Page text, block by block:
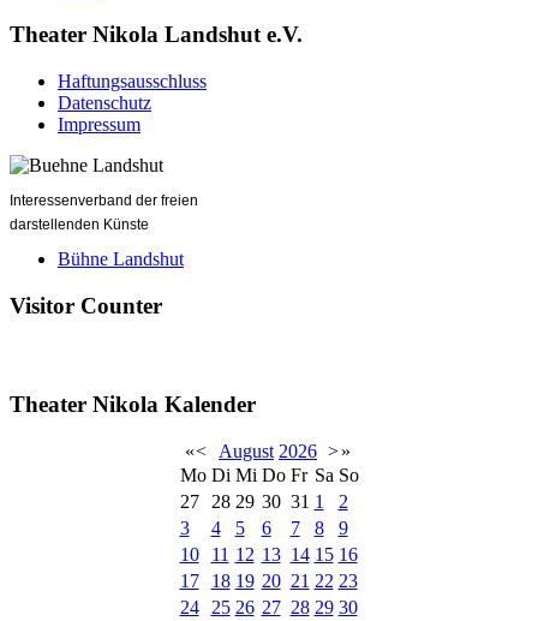
Theater Nikola Landshut e.V.
Haftungsausschluss
Datenschutz
Impressum
Interessenverband der freien
darstellenden Künste
Bühne Landshut
Visitor Counter
Theater Nikola Kalender
«< August 2026 >»
Mo Di Mi Do Fr Sa So
27
28 29 30 31 1
2
3
4 5 6 7 8
9
10
11 12 13 14 15 16
17
18 19 20 21 22 23
24
25 26 27 28 29 30